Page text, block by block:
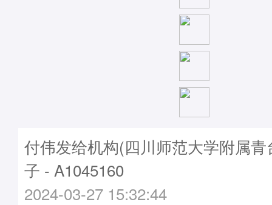
付伟发给机构(四川师范大学附属
子 - A1045160
2024-03-27 15:32:44